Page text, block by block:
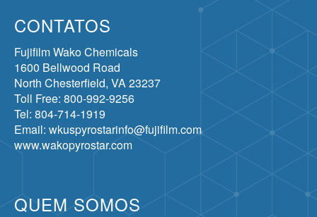
CONTATOS
Fujifilm Wako Chemicals
1600 Bellwood Road
North Chesterfield, VA 23237
Toll Free: 800-992-9256
Tel: 804-714-1919
Email: wkuspyrostarinfo@fujifilm.com
www.wakopyrostar.com
QUEM SOMOS